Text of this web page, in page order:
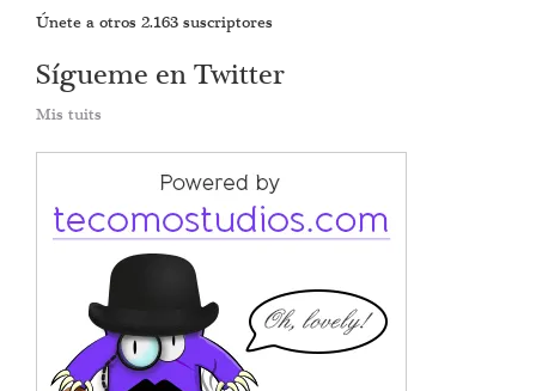
Únete a otros 2.163 suscriptores
Sígueme en Twitter
Mis tuits